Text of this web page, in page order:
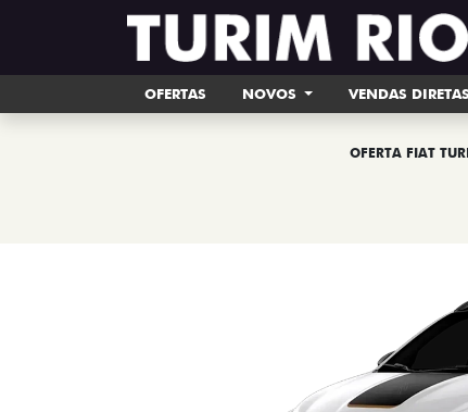
OFERTAS NOVOS VENDAS DIRETAS
OFERTA FIAT